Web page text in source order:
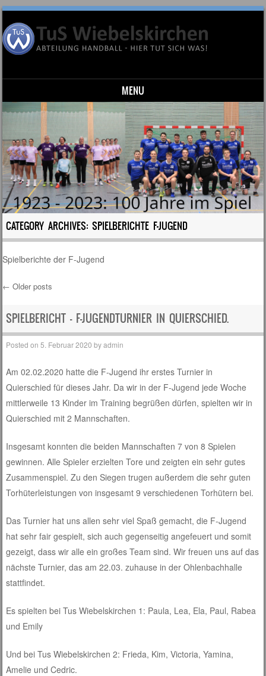
MENU
Skip to content
CATEGORY ARCHIVES:SPIELBERICHTE F-JUGEND
Spielberichte der F-Jugend
Post navigation
← Older posts
SPIELBERICHT – F-JUGENDTURNIER IN QUIERSCHIED.
Posted on5. Februar 2020 byadmin
Am 02.02.2020 hatte die F-Jugend ihr erstes Turnier in
Quierschied für dieses Jahr. Da wir in der F-Jugend jede Woche
mittlerweile 13 Kinder im Training begrüßen dürfen, spielten wir in
Quierschied mit 2 Mannschaften.
Insgesamt konnten die beiden Mannschaften 7 von 8 Spielen
gewinnen. Alle Spieler erzielten Tore und zeigten ein sehr gutes
Zusammenspiel. Zu den Siegen trugen außerdem die sehr guten
Torhüterleistungen von insgesamt 9 verschiedenen Torhütern bei.
Das Turnier hat uns allen sehr viel Spaß gemacht, die F-Jugend
hat sehr fair gespielt, sich auch gegenseitig angefeuert und somit
gezeigt, dass wir alle ein großes Team sind. Wir freuen uns auf das
nächste Turnier, das am 22.03. zuhause in der Ohlenbachhalle
stattfindet.
Es spielten bei Tus Wiebelskirchen 1: Paula, Lea, Ela, Paul, Rabea
und Emily
Und bei Tus Wiebelskirchen 2: Frieda, Kim, Victoria, Yamina,
Amelie und Cedric.